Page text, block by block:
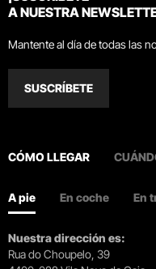
A NUESTRA
Mantente al día de todas las
SUSCRÍBETE
CÓMO LLEGAR
A pie En coche En
Nuestra dirección es:
Rua do Choupelo, 39